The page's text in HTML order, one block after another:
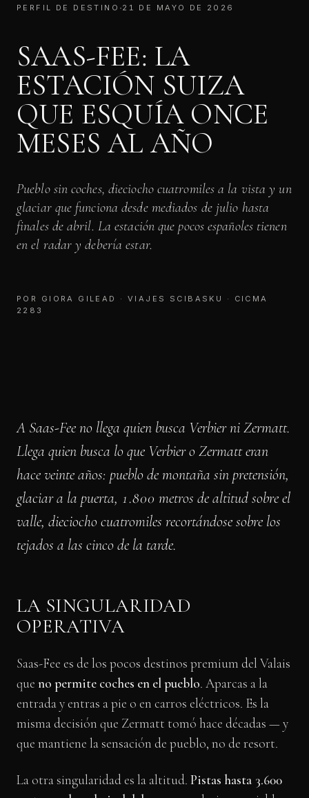
PERFIL DE DESTINO ·21 DE MAYO DE 2026
SAAS-FEE: LA
ESTACIÓN SUIZA
QUE ESQUÍA ONCE
MESES AL AÑO
Pueblo sin coches, dieciocho cuatromiles a la vista y un
glaciar que funciona desde mediados de julio hasta
finales de abril. La estación que pocos españoles tienen
en el radar y debería estar.
POR GIORA GILEAD · VIAJES SCIBASKU · CICMA
2283
A Saas-Fee no llega quien busca Verbier ni Zermatt.
Llega quien busca lo que Verbier o Zermatt eran
hace veinte años: pueblo de montaña sin pretensión,
glaciar a la puerta, 1.800 metros de altitud sobre el
valle, dieciocho cuatromiles recortándose sobre los
tejados a las cinco de la tarde.
LA SINGULARIDAD
OPERATIVA
Saas-Fee es de los pocos destinos premium del Valais
que no permite coches en el pueblo. Aparcas a la
entrada y entras a pie o en carros eléctricos. Es la
misma decisión que Zermatt tomó hace décadas — y
que mantiene la sensación de pueblo, no de resort.
La otra singularidad es la altitud. Pistas hasta 3.600